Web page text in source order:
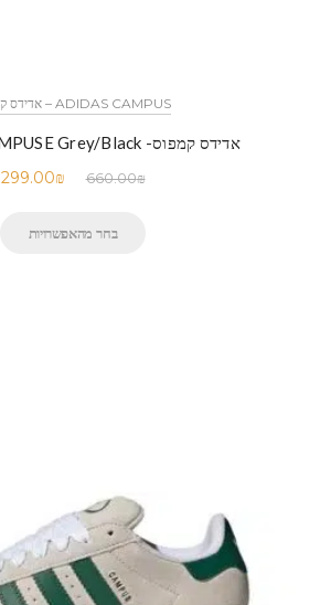
ADIDAS CAMPUS – אדידס קמפוס
אדידס קמפוס- ADIDAS CAMPUSE Grey/Black
660.00₪
299.00₪
בחר מהאפשרויות